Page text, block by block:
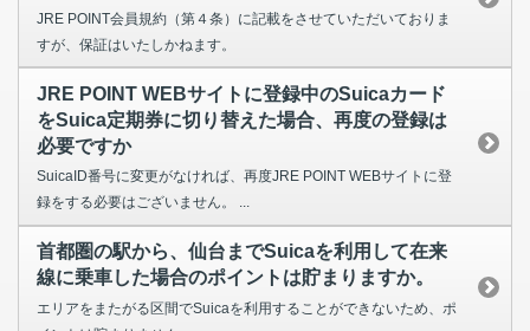
JRE POINT会員規約（第４条）に記載をさせていただいておりま
すが、保証はいたしかねます。
JRE POINT WEBサイトに登録中のSuicaカード
をSuica定期券に切り替えた場合、再度の登録は
必要ですか
SuicaID番号に変更がなければ、再度JRE POINT WEBサイトに登
録をする必要はございません。 ...
首都圏の駅から、仙台までSuicaを利用して在来
線に乗車した場合のポイントは貯まりますか。
エリアをまたがる区間でSuicaを利用することができないため、ポ